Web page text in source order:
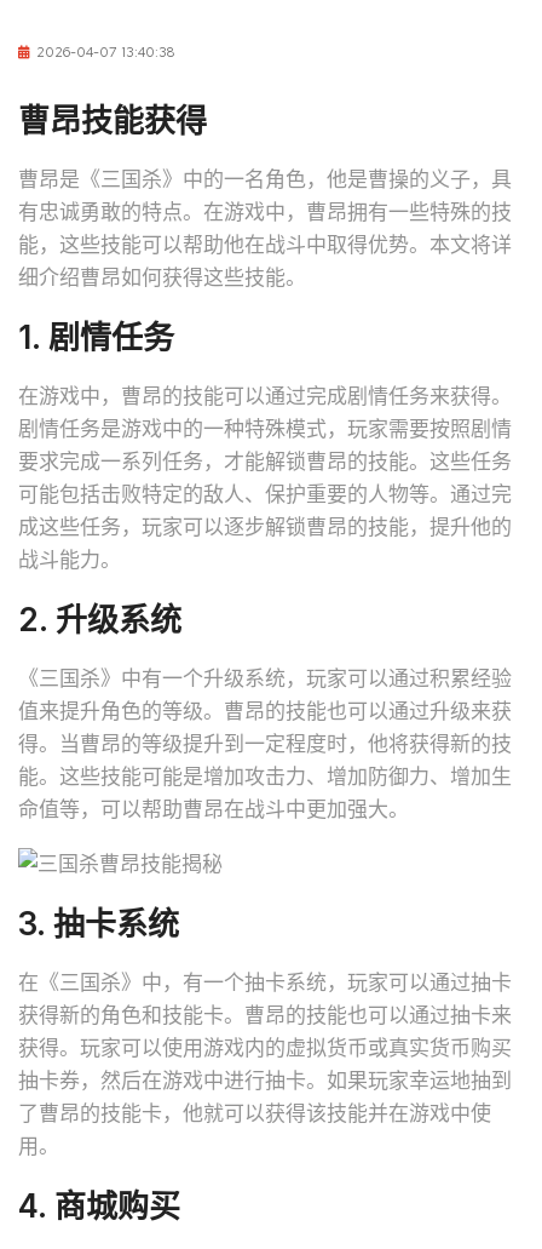
2026-04-07 13:40:38
曹昂技能获得
曹昂是《三国杀》中的一名角色，他是曹操的义子，具
有忠诚勇敢的特点。在游戏中，曹昂拥有一些特殊的技
能，这些技能可以帮助他在战斗中取得优势。本文将详
细介绍曹昂如何获得这些技能。
1. 剧情任务
在游戏中，曹昂的技能可以通过完成剧情任务来获得。
剧情任务是游戏中的一种特殊模式，玩家需要按照剧情
要求完成一系列任务，才能解锁曹昂的技能。这些任务
可能包括击败特定的敌人、保护重要的人物等。通过完
成这些任务，玩家可以逐步解锁曹昂的技能，提升他的
战斗能力。
2. 升级系统
《三国杀》中有一个升级系统，玩家可以通过积累经验
值来提升角色的等级。曹昂的技能也可以通过升级来获
得。当曹昂的等级提升到一定程度时，他将获得新的技
能。这些技能可能是增加攻击力、增加防御力、增加生
命值等，可以帮助曹昂在战斗中更加强大。
3. 抽卡系统
在《三国杀》中，有一个抽卡系统，玩家可以通过抽卡
获得新的角色和技能卡。曹昂的技能也可以通过抽卡来
获得。玩家可以使用游戏内的虚拟货币或真实货币购买
抽卡券，然后在游戏中进行抽卡。如果玩家幸运地抽到
了曹昂的技能卡，他就可以获得该技能并在游戏中使
用。
4. 商城购买